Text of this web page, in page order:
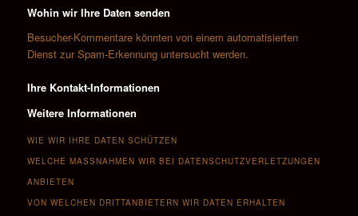
Wohin wir Ihre Daten senden
Besucher-Kommentare könnten von einem automatisierten
Dienst zur Spam-Erkennung untersucht werden.
Ihre Kontakt-Informationen
Weitere Informationen
WIE WIR IHRE DATEN SCHÜTZEN
WELCHE MASSNAHMEN WIR BEI DATENSCHUTZVERLETZUNGEN A
NBIETEN
VON WELCHEN DRITTANBIETERN WIR DATEN ERHALTEN